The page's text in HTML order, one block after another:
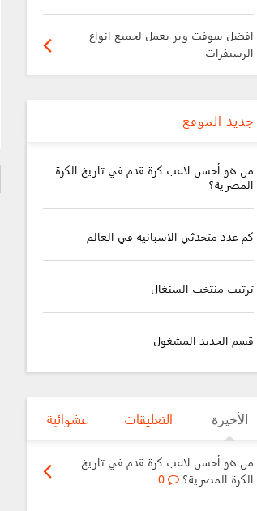
افضل سوفت وير يعمل لجميع انواع
الرسيفرات
جديد الموقع
من هو أحسن لاعب كرة قدم في تاريخ الكرة
المصرية؟
كم عدد متحدثي الاسبانيه في العالم
ترتيب منتخب السنغال
قسم الحديد المشغول
الأخيرة التعليقات عشوائية
من هو أحسن لاعب كرة قدم في تاريخ
الكرة المصرية؟